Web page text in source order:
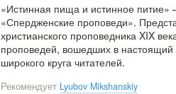
«Истинная пища и истинное
«Спердженские проповеди».
христианского проповедника XIX
проповедей, вошедших в настоящий
широкого круга читателей.
Рекомендует Lyubov Mikshanskiy